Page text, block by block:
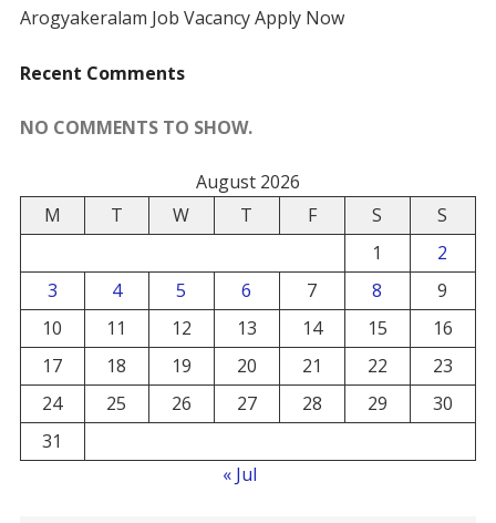
Arogyakeralam Job Vacancy Apply Now
Recent Comments
NO COMMENTS TO SHOW.
August 2026
M
T W T F S
S
1
2
3
4 5 6 7 8
9
10
11 12 13 14 15
16
17
18 19 20 21 22
23
24
25 26 27 28 29
30
31
« Jul